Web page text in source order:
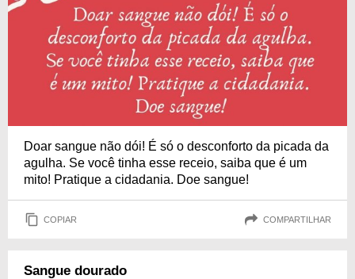
Doar sangue não dói! É só o desconforto da picada da
agulha. Se você tinha esse receio, saiba que é um
mito! Pratique a cidadania. Doe sangue!
COPIAR COMPARTILHAR
Sangue dourado